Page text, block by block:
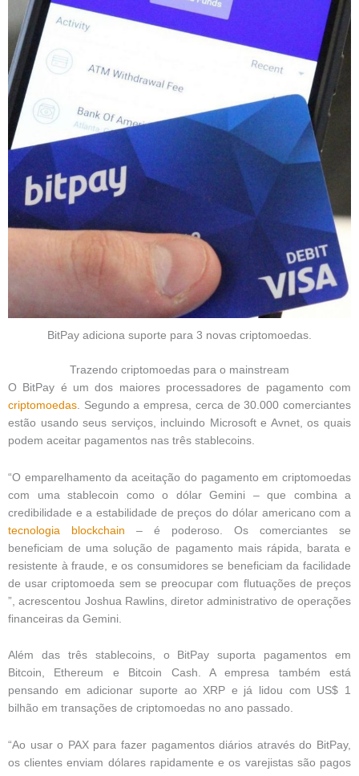
BitPay adiciona suporte para 3 novas criptomoedas.
Trazendo criptomoedas para o mainstream
O BitPay é um dos maiores processadores de pagamento com
criptomoedas . Segundo a empresa, cerca de 30.000 comerciantes
estão usando seus serviços, incluindo Microsoft e Avnet, os quais
podem aceitar pagamentos nas três stablecoins.
“O emparelhamento da aceitação do pagamento em criptomoedas
com uma stablecoin como o dólar Gemini – que combina a
credibilidade e a estabilidade de preços do dólar americano com a
tecnologia blockchain – é poderoso. Os comerciantes se
beneficiam de uma solução de pagamento mais rápida, barata e
resistente à fraude, e os consumidores se beneficiam da facilidade
de usar criptomoeda sem se preocupar com flutuações de preços
”, acrescentou Joshua Rawlins, diretor administrativo de operações
financeiras da Gemini.
Além das três stablecoins, o BitPay suporta pagamentos em
Bitcoin, Ethereum e Bitcoin Cash. A empresa também está
pensando em adicionar suporte ao XRP e já lidou com US$ 1
bilhão em transações de criptomoedas no ano passado.
“Ao usar o PAX para fazer pagamentos diários através do BitPay,
os clientes enviam dólares rapidamente e os varejistas são pagos